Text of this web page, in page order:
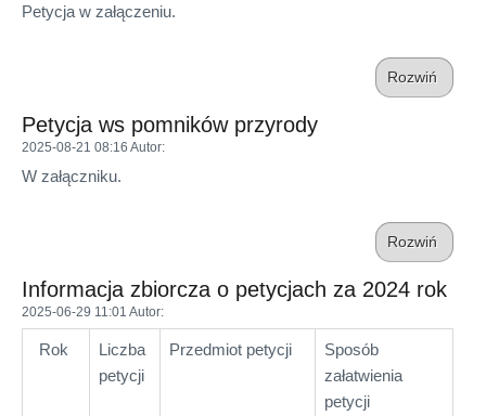
Petycja w załączeniu.
Rozwiń
Petycja ws pomników przyrody
2025-08-21 08:16 Autor:
W załączniku.
Rozwiń
Informacja zbiorcza o petycjach za 2024 rok
2025-06-29 11:01 Autor:
Rok
Liczba
petycji
Przedmiot petycji
Sposób
załatwienia
petycji